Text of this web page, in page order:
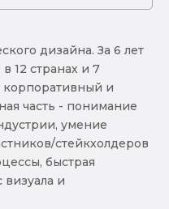
дизайна. За 6 лет
12 странах и 7
и
часть - понимание
умение
стейкхолдеров
быстрая
и